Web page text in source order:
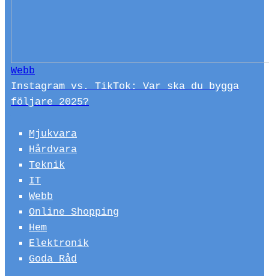
Webb
Instagram vs. TikTok: Var ska du bygga
följare 2025?
Mjukvara
Hårdvara
Teknik
IT
Webb
Online Shopping
Hem
Elektronik
Goda Råd